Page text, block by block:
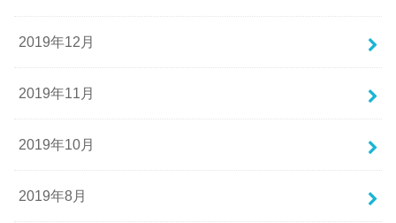
2019年12月
2019年11月
2019年10月
2019年8月